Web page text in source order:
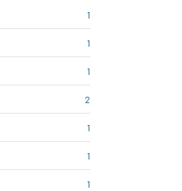
1
1
1
2
1
1
1